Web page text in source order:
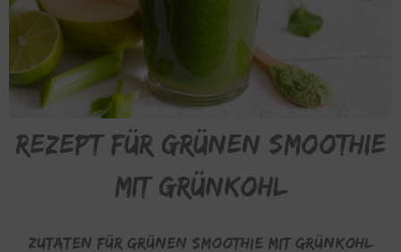
Rezept für grünen Smoothie
mit Grünkohl
ZUTATEN FÜR GRÜNEN SMOOTHIE MIT GRÜNKOHL